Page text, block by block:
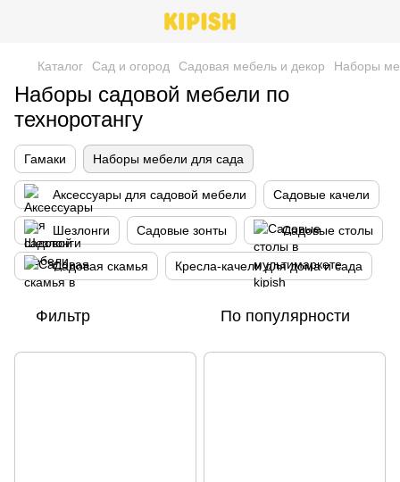
Каталог Сад и огород Cадовая мебель и декор Наборы
Наборы садовой мебели по
техноротангу
Гамаки Наборы мебели для сада
Аксессуары для садовой мебели Садовые качели
Шезлонги Садовые зонты Садовые столы
Садовая скамья Кресла-качели для дома и сада
Фильтр По популярности